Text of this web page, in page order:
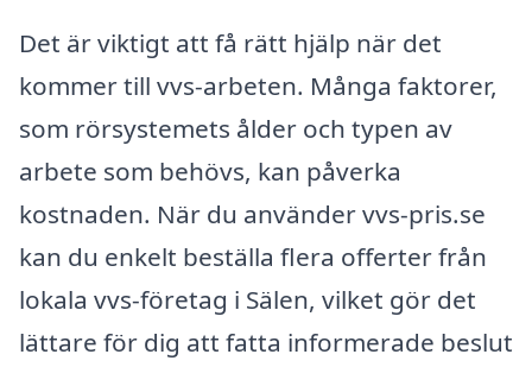
Det är viktigt att få rätt hjälp när det
kommer till vvs-arbeten. Många faktorer,
som rörsystemets ålder och typen av
arbete som behövs, kan påverka
kostnaden. När du använder vvs-pris.se
kan du enkelt beställa flera offerter från
lokala vvs-företag i Sälen, vilket gör det
lättare för dig att fatta informerade beslut